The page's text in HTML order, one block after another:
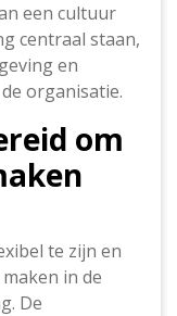
een cultuur
centraal staan,
en
organisatie.
om
te zijn en
in de
De